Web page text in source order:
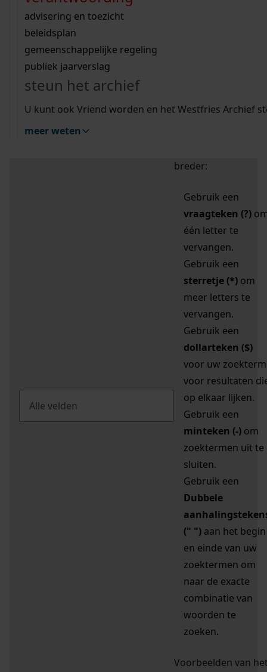
bouwvergunningen
omgevingsvergunningen
vergunningen
beeld en geluid
uitleg nodig?
Wij helpen u op weg met een aantal zoektips.
bekijk alle zoektips
Wij helpen u op weg met een aantal zoektips.
bekijk alle zoektips
bekijk ons geschiedenislokaal
advisering en toezicht
beleidsplan
gemeenschappelijke regeling
publiek jaarverslag
steun het archief
U kunt ook Vriend worden en het Westfries Archief
meer weten
zoektips
Mijn Studiezaal (inloggen)
uw zoekopdracht te
breder:
Gebruik een
vraagteken (?)
één letter te
vervangen.
Gebruik een
sterretje (*) om
meer letters te
vervangen.
Gebruik een
dollarteken ($)
voor uw zoekterm
voor resultaten
op elkaar lijken.
Gebruik een
minteken (-) om
zoektermen uit te
sluiten.
Gebruik een
Dubbele
(" ") aan het begin
en einde van uw
zoektermen om
naar de exacte
combinatie van
woorden te
zoeken.
Voorbeelden van